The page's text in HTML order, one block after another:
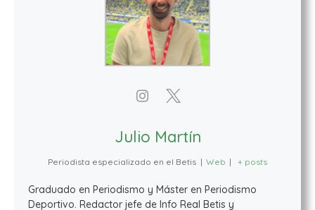
Julio Martín
Periodista especializado en el Betis | Web | + posts
Graduado en Periodismo y Máster en Periodismo
Deportivo. Redactor jefe de Info Real Betis y